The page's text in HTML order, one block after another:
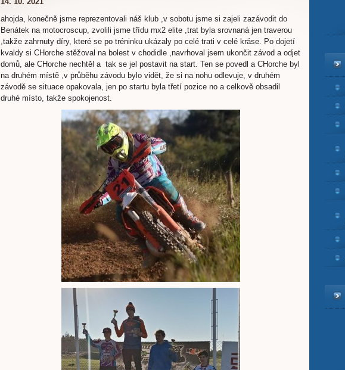
ahojda, konečně jsme reprezentovali náš klub ,v sobotu jsme si zajeli zazávodit do
Benátek na motocroscup, zvolili jsme třídu mx2 elite ,trat byla srovnaná jen traverou
,takže zahrnuty díry, které se po tréninku ukázaly po celé trati v celé kráse. Po dojetí
kvaldy si CHorche stěžoval na bolest v chodidle ,navrhoval jsem ukončit závod a odjet
domů, ale CHorche nechtěl a tak se jel postavit na start. Ten se povedl a CHorche byl
na druhém místě ,v průběhu závodu bylo vidět, že si na nohu odlevuje, v druhém
závodě se situace opakovala, jen po startu byla třetí pozice no a celkově obsadil
druhé místo, takže spokojenost.